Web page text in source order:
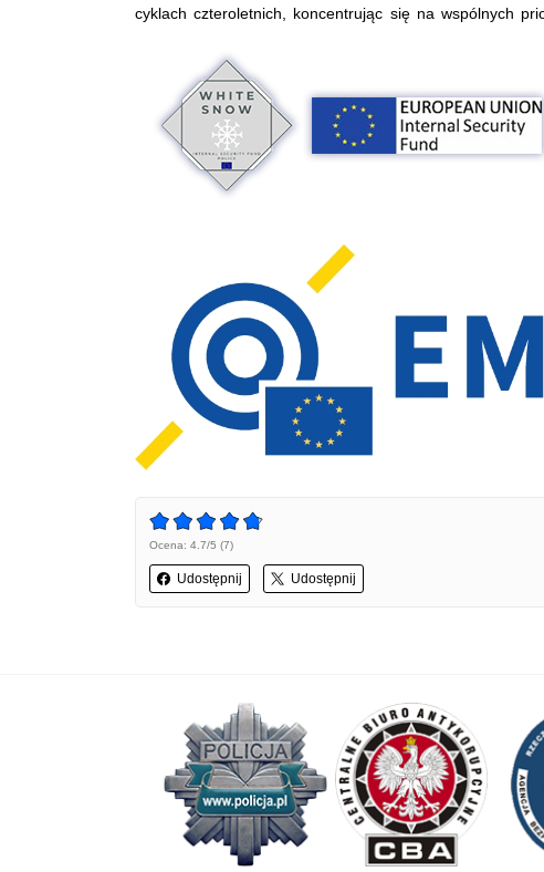
cyklach czteroletnich, koncentrując się na wspólnych
Ocena: 4.7/5 (7)
Udostępnij Udostępnij